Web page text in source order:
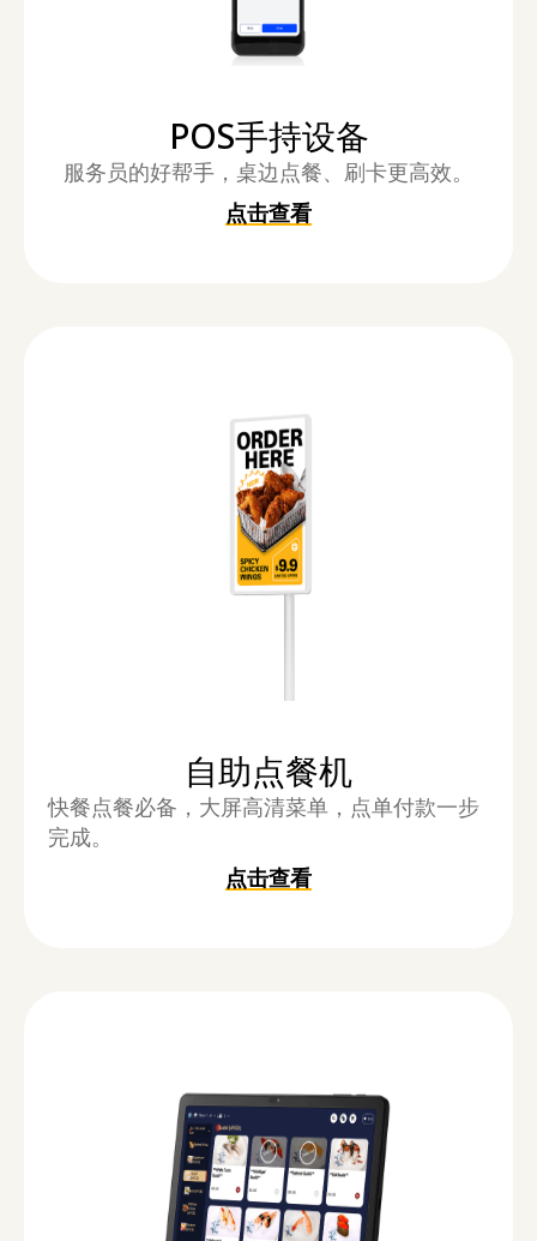
POS手持设备
服务员的好帮手，桌边点餐、刷卡更高效。
点击查看
自助点餐机
快餐点餐必备，大屏高清菜单，点单付款一步
完成。
点击查看